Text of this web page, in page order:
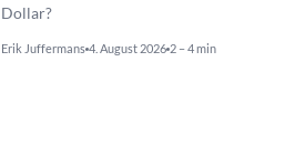
Dollar?
Erik Juffermans 4. August 2026 2 – 4 min